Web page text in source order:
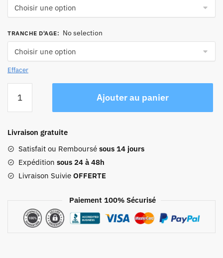
TRANCHE D'AGE: No selection
Effacer
Sac
Femme
Tendance
Ajouter au panier
Livraison gratuite
Satisfait ou Remboursé sous 14 jours
Expédition sous 24 à 48h
Livraison Suivie OFFERTE
Paiement 100% Sécurisé